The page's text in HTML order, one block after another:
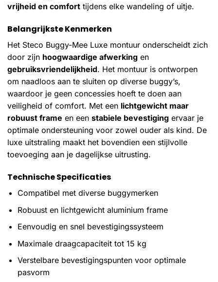
vrijheid en comfort tijdens elke wandeling of uitje.
Belangrijkste Kenmerken
Het Steco Buggy-Mee Luxe montuur onderscheidt zich
door zijn hoogwaardige afwerking en
gebruiksvriendelijkheid. Het montuur is ontworpen
om naadloos aan te sluiten op diverse buggy’s,
waardoor je geen concessies hoeft te doen aan
veiligheid of comfort. Met een lichtgewicht maar
robuust frame en een stabiele bevestiging ervaar je
optimale ondersteuning voor zowel ouder als kind. De
luxe uitstraling maakt het bovendien een stijlvolle
toevoeging aan je dagelijkse uitrusting.
Technische Specificaties
Compatibel met diverse buggymerken
Robuust en lichtgewicht aluminium frame
Eenvoudig en snel bevestigingssysteem
Maximale draagcapaciteit tot 15 kg
Verstelbare bevestigingspunten voor optimale
pasvorm